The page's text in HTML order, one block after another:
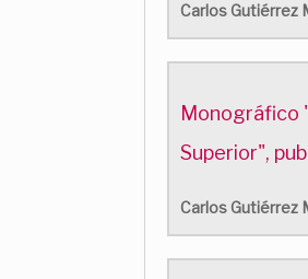
Carlos Gutiérrez
Monográfico
Superior",
Carlos Gutiérrez